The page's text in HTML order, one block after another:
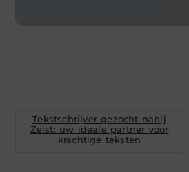
Tekstschrijver gezocht nabij
Zeist: uw ideale partner voor
krachtige teksten